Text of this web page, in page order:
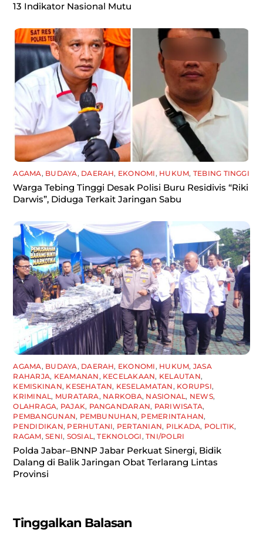
13 Indikator Nasional Mutu
AGAMA, BUDAYA, DAERAH, EKONOMI, HUKUM, TEBING TINGGI
Warga Tebing Tinggi Desak Polisi Buru Residivis “Riki
Darwis”, Diduga Terkait Jaringan Sabu
AGAMA, BUDAYA, DAERAH, EKONOMI, HUKUM, JASA
RAHARJA, KEAMANAN, KECELAKAAN, KELAUTAN,
KEMISKINAN, KESEHATAN, KESELAMATAN, KORUPSI,
KRIMINAL, MURATARA, NARKOBA, NASIONAL, NEWS,
OLAHRAGA, PAJAK, PANGANDARAN, PARIWISATA,
PEMBANGUNAN, PEMBUNUHAN, PEMERINTAHAN,
PENDIDIKAN, PERHUTANI, PERTANIAN, PILKADA, POLITIK,
RAGAM,SENI, SOSIAL,TEKNOLOGI,TNI/POLRI
Polda Jabar–BNNP Jabar Perkuat Sinergi, Bidik
Dalang di Balik Jaringan Obat Terlarang Lintas
Provinsi
Tinggalkan Balasan